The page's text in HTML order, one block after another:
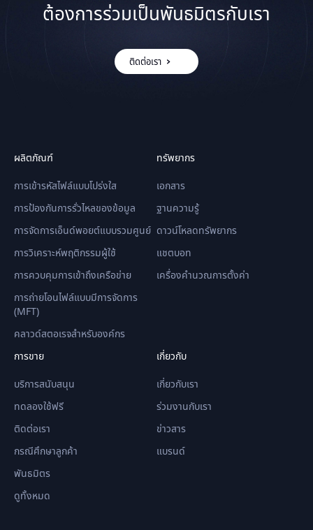
ต้องการร่วมเป็นพันธมิตรกับเรา
ติดต่อเรา
ผลิตภัณฑ์
การเข้ารหัสไฟล์แบบโปร่งใส
การป้องกันการรั่วไหลของข้อมูล
การจัดการเอ็นด์พอยต์แบบรวมศูนย์
การวิเคราะห์พฤติกรรมผู้ใช้
การควบคุมการเข้าถึงเครือข่าย
การถ่ายโอนไฟล์แบบมีการจัดการ
(MFT)
คลาวด์สตอเรจสำหรับองค์กร
ทรัพยากร
เอกสาร
ฐานความรู้
ดาวน์โหลดทรัพยากร
แชตบอท
เครื่องคำนวณการตั้งค่า
การขาย
บริการสนับสนุน
ทดลองใช้ฟรี
ติดต่อเรา
กรณีศึกษาลูกค้า
พันธมิตร
ดูทั้งหมด
เกี่ยวกับ
เกี่ยวกับเรา
ร่วมงานกับเรา
ข่าวสาร
แบรนด์